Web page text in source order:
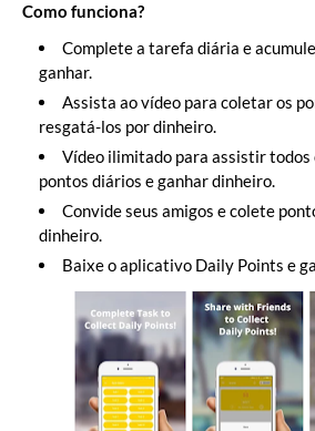
Como funciona?
Complete a tarefa diária e
ganhar.
Assista ao vídeo para coletar os
resgatá-los por dinheiro.
Vídeo ilimitado para assistir todos
pontos diários e ganhar dinheiro.
Convide seus amigos e colete
dinheiro.
Baixe o aplicativo Daily Points e